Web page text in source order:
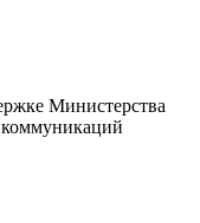
Министерства
коммуникаций